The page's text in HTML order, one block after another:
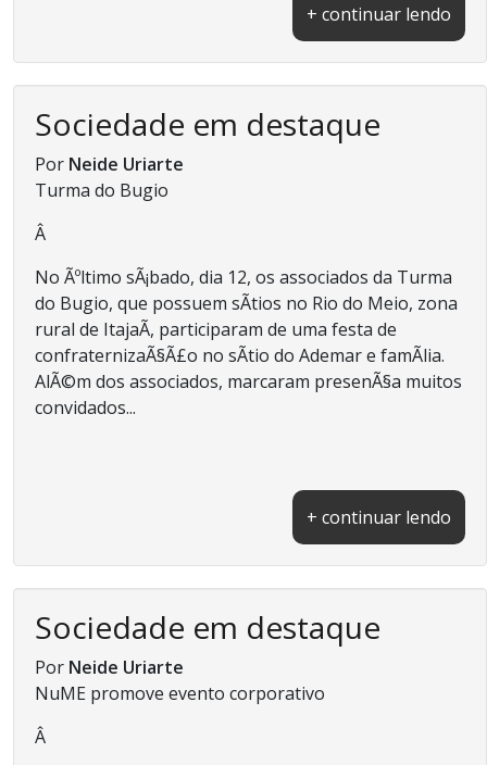
+ continuar lendo
Sociedade em destaque
Por Neide Uriarte
Turma do Bugio
Â
No Ãºltimo sÃ¡bado, dia 12, os associados da Turma
do Bugio, que possuem sÃ­tios no Rio do Meio, zona
rural de ItajaÃ­, participaram de uma festa de
confraternizaÃ§Ã£o no sÃ­tio do Ademar e famÃ­lia.
AlÃ©m dos associados, marcaram presenÃ§a muitos
convidados...
+ continuar lendo
Sociedade em destaque
Por Neide Uriarte
NuME promove evento corporativo
Â